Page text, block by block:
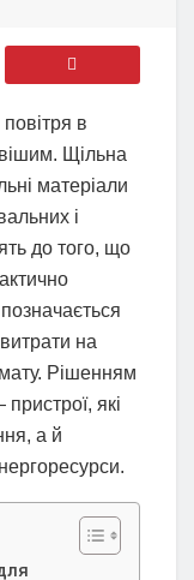
в
Щільна
матеріали
і
до того, що
на
Рішенням
які
а й